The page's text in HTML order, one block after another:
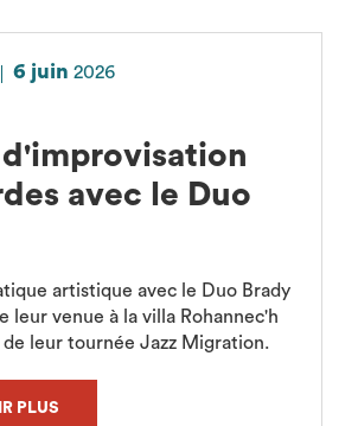
6 juin 2026
avec le Duo
artistique avec le Duo Brady
leur venue à la villa Rohannec'h
de leur tournée Jazz Migration.
PLUS